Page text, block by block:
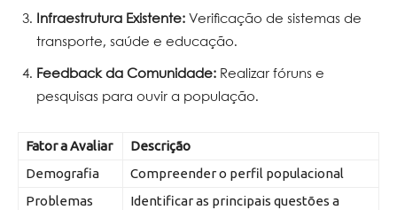
Infraestrutura Existente: Verificação de sistemas de
transporte, saúde e educação.
Feedback da Comunidade: Realizar fóruns e
pesquisas para ouvir a população.
Fator a Avaliar
Descrição
Demografia
Compreender o perfil populacional
Problemas
Identificar as principais questões a